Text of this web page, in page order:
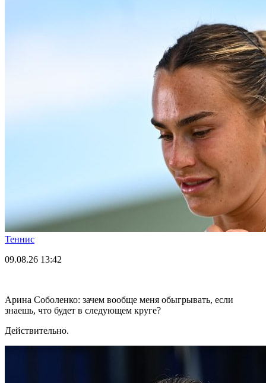
Теннис
09.08.26 13:42
Арина Соболенко: зачем вообще меня обыгрывать, если
знаешь, что будет в следующем круге?
Действительно.